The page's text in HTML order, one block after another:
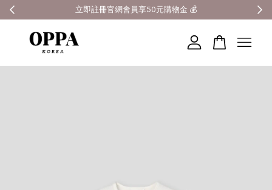
全館滿3000元超商免運 🚚
您的購物車目前還是空的。